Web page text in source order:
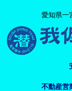
愛知県一
不動産営